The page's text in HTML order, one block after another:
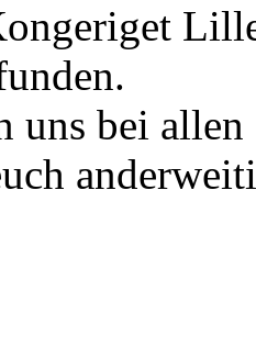
uns bei